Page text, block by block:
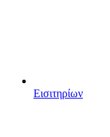
Εισιτηρίων